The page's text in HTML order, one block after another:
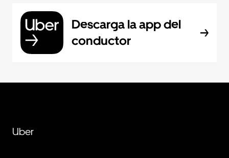
Descarga la app del
conductor
Uber